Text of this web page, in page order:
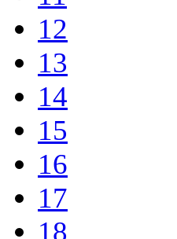
12
13
14
15
16
17
18